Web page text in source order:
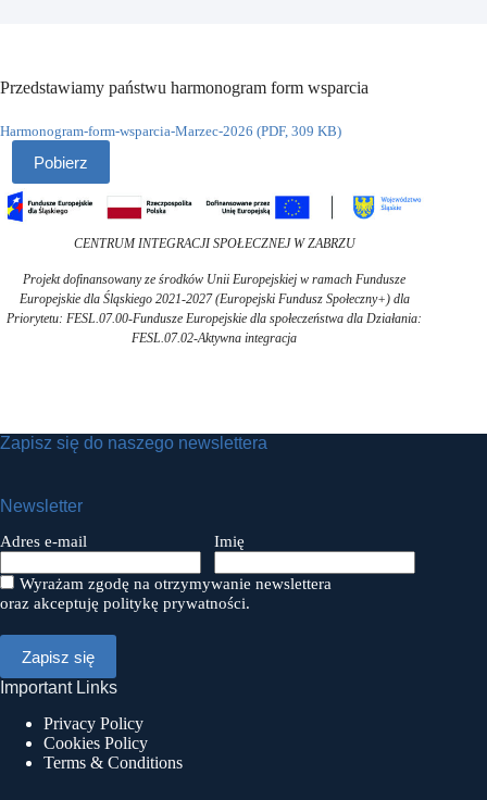
Przedstawiamy państwu harmonogram form wsparcia
Harmonogram-form-wsparcia-Marzec-2026 (PDF, 309 KB)
Pobierz
CENTRUM INTEGRACJI SPOŁECZNEJ W ZABRZU
Projekt dofinansowany ze środków Unii Europejskiej w ramach Fundusze
Europejskie dla Śląskiego 2021-2027 (Europejski Fundusz Społeczny+) dla
Priorytetu: FESL.07.00-Fundusze Europejskie dla społeczeństwa dla Działania:
FESL.07.02-Aktywna integracja
Zapisz się do naszego newslettera
Newsletter
Adres e-mail Imię
Wyrażam zgodę na otrzymywanie newslettera
oraz akceptuję politykę prywatności.
Important Links
Privacy Policy
Cookies Policy
Terms & Conditions